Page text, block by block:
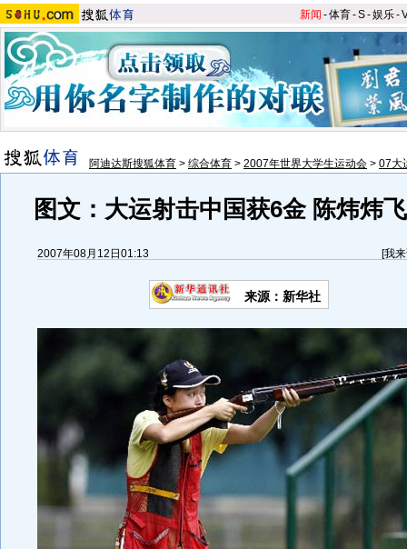
新闻 -体育-S-娱乐-
阿迪达斯搜狐体育 > 综合体育 > 2007年世界大学生运动会 > 07大
图文：大运射击中国获6金 陈炜炜
2007年08月12日01:13 [我
来源：新华社